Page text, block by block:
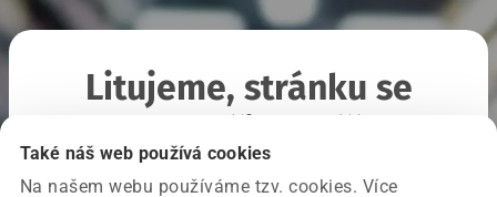
Také náš web používá cookies
Na našem webu používáme tzv. cookies. Více
Litujeme, stránku se